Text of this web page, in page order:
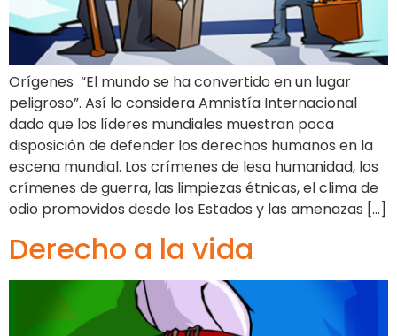
Orígenes “El mundo se ha convertido en un lugar
peligroso”. Así lo considera Amnistía Internacional
dado que los líderes mundiales muestran poca
disposición de defender los derechos humanos en la
escena mundial. Los crímenes de lesa humanidad, los
crímenes de guerra, las limpiezas étnicas, el clima de
odio promovidos desde los Estados y las amenazas […]
Derecho a la vida